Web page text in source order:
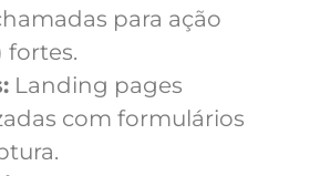
para ação
fortes.
Landing pages
com formulários